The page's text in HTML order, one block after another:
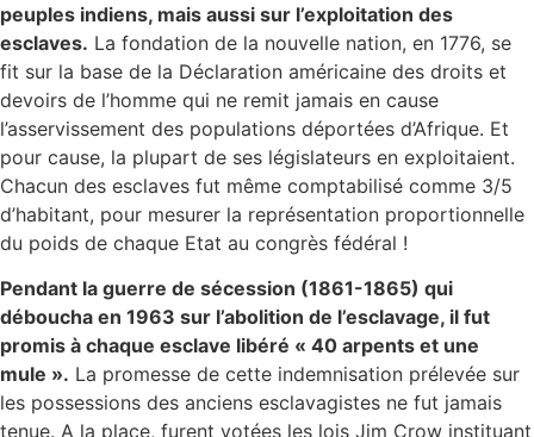
peuples indiens, mais aussi sur l’exploitation des
esclaves. La fondation de la nouvelle nation, en 1776, se
fit sur la base de la Déclaration américaine des droits et
devoirs de l’homme qui ne remit jamais en cause
l’asservissement des populations déportées d’Afrique. Et
pour cause, la plupart de ses législateurs en exploitaient.
Chacun des esclaves fut même comptabilisé comme 3/5
d’habitant, pour mesurer la représentation proportionnelle
du poids de chaque Etat au congrès fédéral !
Pendant la guerre de sécession (1861-1865) qui
déboucha en 1963 sur l’abolition de l’esclavage, il fut
promis à chaque esclave libéré « 40 arpents et une
mule ». La promesse de cette indemnisation prélevée sur
les possessions des anciens esclavagistes ne fut jamais
tenue. A la place, furent votées les lois Jim Crow instituant